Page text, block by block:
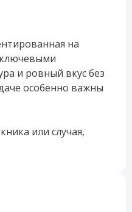
на
и ровный вкус без
особенно важны
или случая,
Такой